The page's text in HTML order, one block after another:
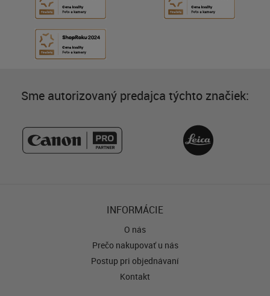
Sme autorizovaný predajca týchto značiek:
INFORMÁCIE
O nás
Prečo nakupovať u nás
Postup pri objednávaní
Kontakt